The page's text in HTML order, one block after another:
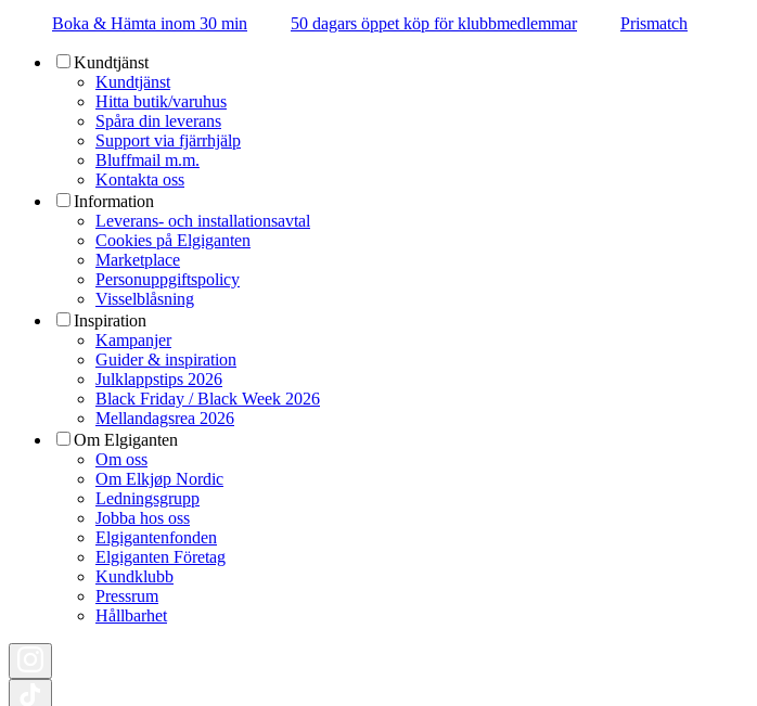
Boka & Hämta inom 30 min 50 dagars öppet köp för klubbmedlemmar Prismatch
Kundtjänst
Kundtjänst
Hitta butik/varuhus
Spåra din leverans
Support via fjärrhjälp
Bluffmail m.m.
Kontakta oss
Information
Leverans- och installationsavtal
Cookies på Elgiganten
Marketplace
Personuppgiftspolicy
Visselblåsning
Inspiration
Kampanjer
Guider & inspiration
Julklappstips 2026
Black Friday / Black Week 2026
Mellandagsrea 2026
Om Elgiganten
Om oss
Om Elkjøp Nordic
Ledningsgrupp
Jobba hos oss
Elgigantenfonden
Elgiganten Företag
Kundklubb
Pressrum
Hållbarhet